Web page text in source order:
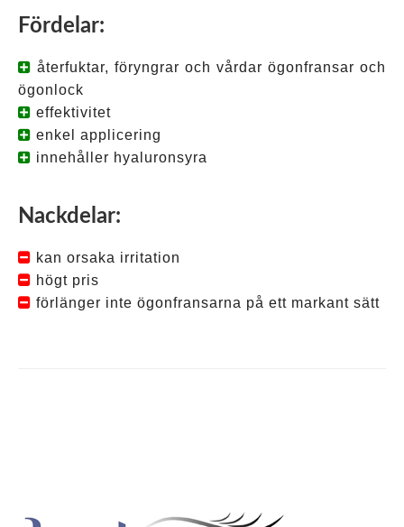
Fördelar:
återfuktar, föryngrar och vårdar ögonfransar och
ögonlock
effektivitet
enkel applicering
innehåller hyaluronsyra
Nackdelar:
kan orsaka irritation
högt pris
förlänger inte ögonfransarna på ett markant sätt
quickmax